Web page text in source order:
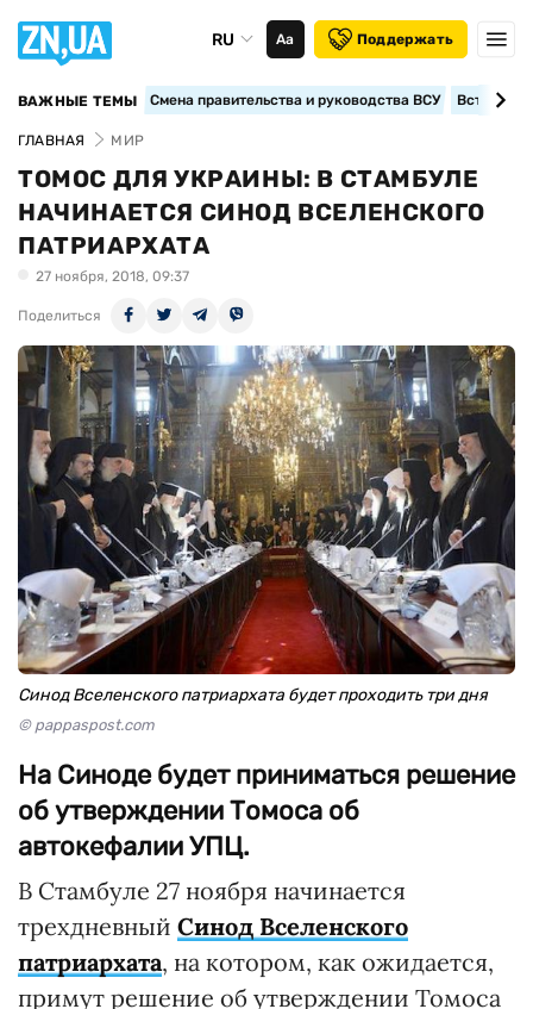
RU Аа Поддержать
ВАЖНЫЕ ТЕМЫ Смена правительства и руководства ВСУ
ГЛАВНАЯ МИР
ТОМОС ДЛЯ УКРАИНЫ: В СТАМБУЛЕ
НАЧИНАЕТСЯ СИНОД ВСЕЛЕНСКОГО
ПАТРИАРХАТА
27 ноября, 2018, 09:37
Поделиться
Синод Вселенского патриархата будет проходить три дня
© pappaspost.com
На Синоде будет приниматься решение
об утверждении Томоса об
автокефалии УПЦ.
В Стамбуле 27 ноября начинается
трехдневный Синод Вселенского
патриархата, на котором, как ожидается,
примут решение об утверждении Томоса